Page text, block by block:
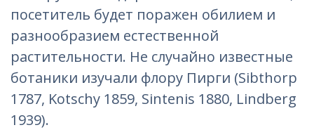
посетитель будет поражен обилием и
разнообразием естественной
растительности. Не случайно известные
ботаники изучали флору Пирги (Sibthorp
1787, Kotschy 1859, Sintenis 1880, Lindberg
1939).